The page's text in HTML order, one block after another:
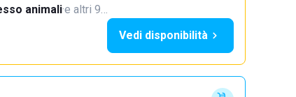
animali·e altri 9…
Vedi disponibilità